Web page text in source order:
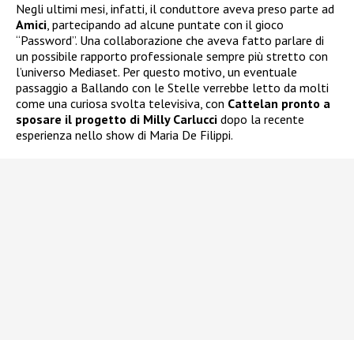
Negli ultimi mesi, infatti, il conduttore aveva preso parte ad
Amici, partecipando ad alcune puntate con il gioco
“Password”. Una collaborazione che aveva fatto parlare di
un possibile rapporto professionale sempre più stretto con
l’universo Mediaset. Per questo motivo, un eventuale
passaggio a Ballando con le Stelle verrebbe letto da molti
come una curiosa svolta televisiva, con Cattelan pronto a
sposare il progetto di Milly Carlucci dopo la recente
esperienza nello show di Maria De Filippi.